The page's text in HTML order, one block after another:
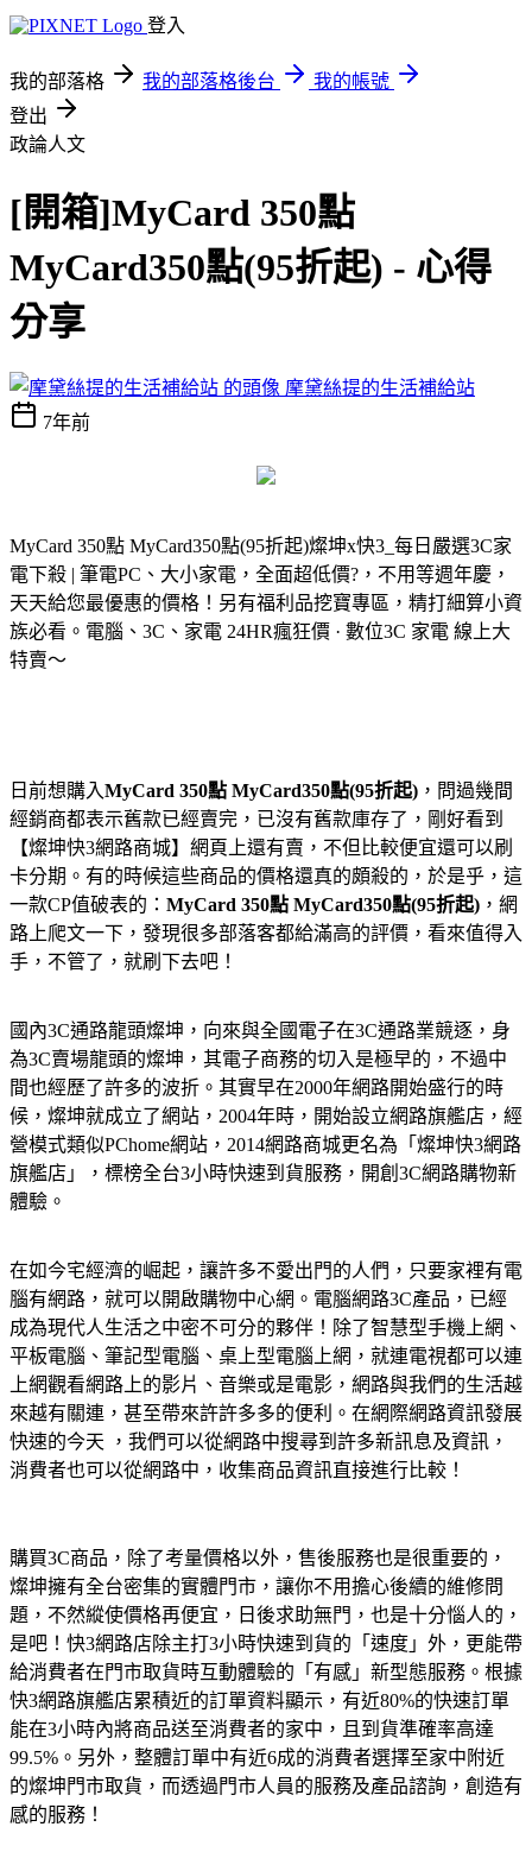
登入
我的部落格 我的部落格後台
我的帳號
登出
政論人文
[開箱]MyCard 350點
MyCard350點(95折起) - 心得
分享
摩黛絲提的生活補給站
7年前
MyCard 350點 MyCard350點(95折起)燦坤x快3_每日嚴選3C家
電下殺 | 筆電PC、大小家電，全面超低價?，不用等週年慶，
天天給您最優惠的價格！另有福利品挖寶專區，精打細算小資
族必看。電腦、3C、家電 24HR瘋狂價 · 數位3C 家電 線上大
特賣～
日前想購入MyCard 350點 MyCard350點(95折起) ，問過幾間
經銷商都表示舊款已經賣完，已沒有舊款庫存了，剛好看到
【燦坤快3網路商城】網頁上還有賣，不但比較便宜還可以刷
卡分期。有的時候這些商品的價格還真的頗殺的，於是乎，這
一款CP值破表的： MyCard 350點 MyCard350點(95折起) ，網
路上爬文一下，發現很多部落客都給滿高的評價，看來值得入
手，不管了，就刷下去吧！
國內3C通路龍頭燦坤，向來與全國電子在3C通路業競逐，身
為3C賣場龍頭的燦坤，其電子商務的切入是極早的，不過中
間也經歷了許多的波折。其實早在2000年網路開始盛行的時
候，燦坤就成立了網站，2004年時，開始設立網路旗艦店，經
營模式類似PChome網站，2014網路商城更名為「燦坤快3網路
旗艦店」，標榜全台3小時快速到貨服務，開創3C網路購物新
體驗。
在如今宅經濟的崛起，讓許多不愛出門的人們，只要家裡有電
腦有網路，就可以開啟購物中心網。電腦網路3C產品，已經
成為現代人生活之中密不可分的夥伴！除了智慧型手機上網、
平板電腦、筆記型電腦、桌上型電腦上網，就連電視都可以連
上網觀看網路上的影片、音樂或是電影，網路與我們的生活越
來越有關連，甚至帶來許許多多的便利。在網際網路資訊發展
快速的今天 ，我們可以從網路中搜尋到許多新訊息及資訊，
消費者也可以從網路中，收集商品資訊直接進行比較！
購買3C商品，除了考量價格以外，售後服務也是很重要的，
燦坤擁有全台密集的實體門市，讓你不用擔心後續的維修問
題，不然縱使價格再便宜，日後求助無門，也是十分惱人的，
是吧！快3網路店除主打3小時快速到貨的「速度」外，更能帶
給消費者在門市取貨時互動體驗的「有感」新型態服務。根據
快3網路旗艦店累積近的訂單資料顯示，有近80%的快速訂單
能在3小時內將商品送至消費者的家中，且到貨準確率高達
99.5%。另外，整體訂單中有近6成的消費者選擇至家中附近
的燦坤門市取貨，而透過門市人員的服務及產品諮詢，創造有
感的服務！